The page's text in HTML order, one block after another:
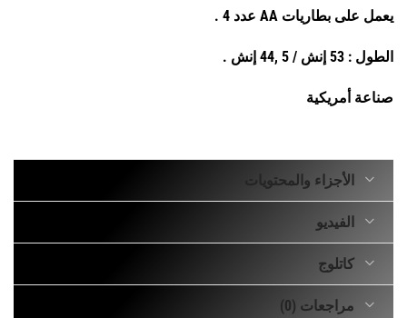
يعمل على بطاريات AA عدد 4 .
الطول : 53 إنش / 5 ,44 إنش .
صناعة أمريكية
الأجزاء والمحتويات
الفيديو
كاتلوج
مراجعات (0)